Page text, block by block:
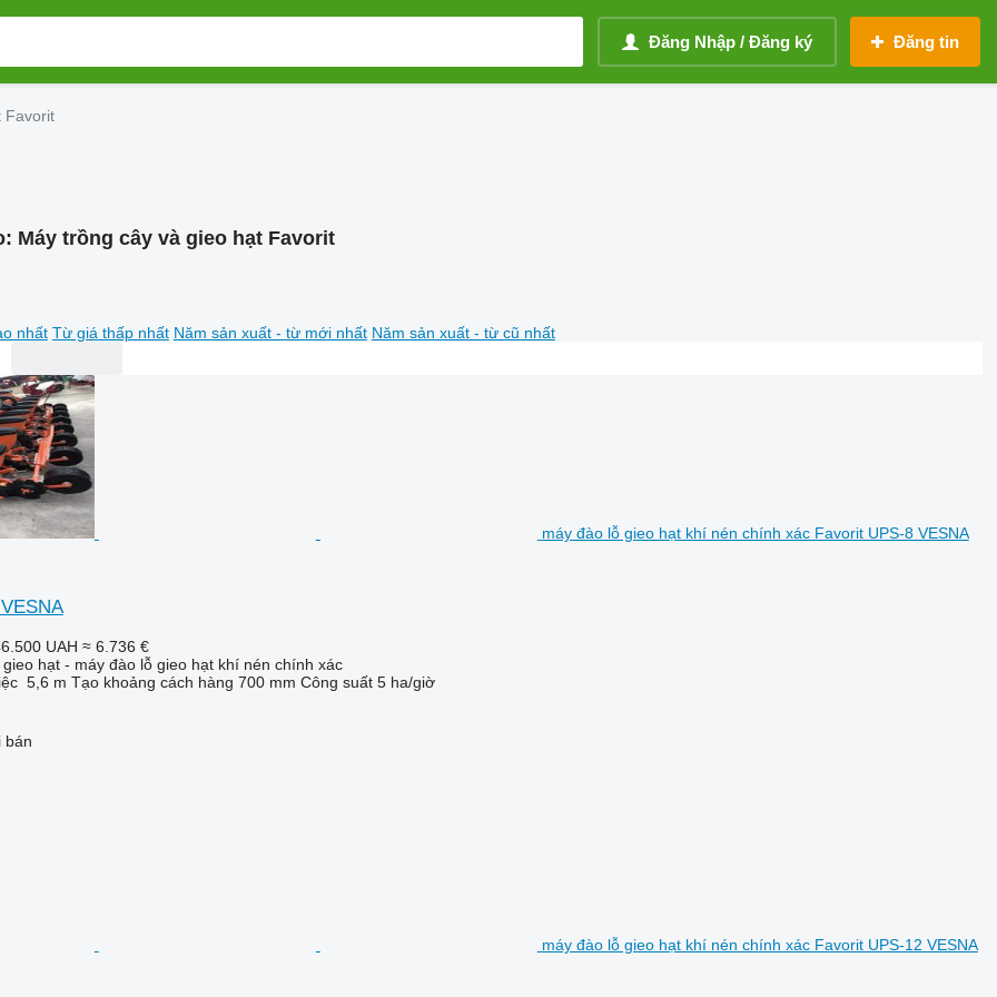
Đăng Nhập / Đăng ký Đăng tin
Favorit
Máy trồng cây và gieo hạt Favorit
nhất Từ giá thấp nhất Năm sản xuất - từ mới nhất Năm sản xuất - từ cũ nhất
máy đào lỗ gieo hạt khí nén chính xác Favorit UPS-8 VESNA
UAH ≈ 6.736 €
hạt - máy đào lỗ gieo hạt khí nén chính xác
5,6 m Tạo khoảng cách hàng 700 mm Công suất 5 ha/giờ
bán
máy đào lỗ gieo hạt khí nén chính xác Favorit UPS-12 VESNA